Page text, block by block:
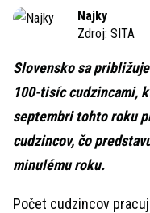
Najky
Zdroj: SITA
Slovensko sa
100-tisíc cudzincami,
septembri tohto roku
cudzincov, čo
minulému roku.
Počet cudzincov